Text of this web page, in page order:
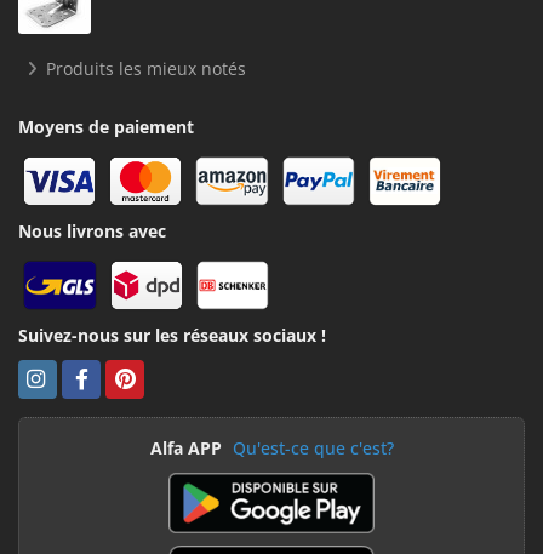
Produits les mieux notés
Moyens de paiement
Nous livrons avec
Suivez-nous sur les réseaux sociaux !
Alfa APP Qu'est-ce que c'est?